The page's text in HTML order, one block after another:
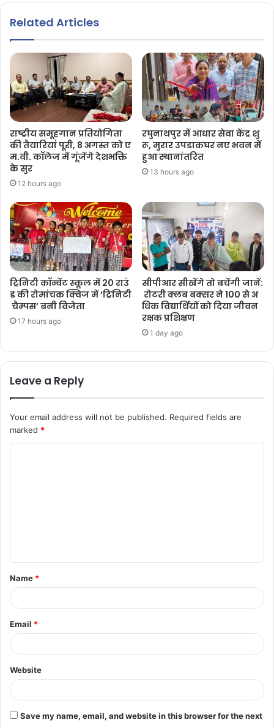
Related Articles
राष्ट्रीय समूहगान प्रतियोगिता
की तैयारियां पूरी, 8 अगस्त को ए
म.वी. कॉलेज में गूंजेंगे देशभक्ति
के सुर
12 hours ago
रघुनाथपुर में आधार सेवा केंद्र शु
रू, मुरार उपडाकघर नए भवन में
हुआ स्थानांतरित
13 hours ago
ट्रिनिटी कॉन्वेंट स्कूल में 20 राउं
ड की रोमांचक क्विज में ‘ट्रिनिटी
चैम्पस’ बनी विजेता
17 hours ago
सीपीआर सीखेंगे तो बचेंगी जानें:
रोटरी क्लब बक्सर ने 100 से अ
धिक विद्यार्थियों को दिया जीवन
रक्षक प्रशिक्षण
1 day ago
Leave a Reply
Your email address will not be published. Required fields are
marked *
Name *
Email *
Website
Save my name, email, and website in this browser for the next